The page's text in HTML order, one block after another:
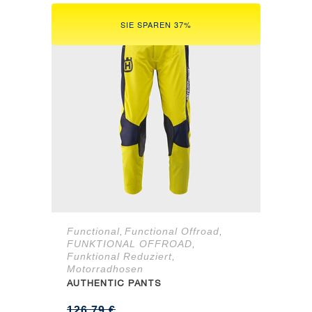
SIE SPAREN 37%
Functional, Functional Offroad,
FUNKTIONAL OFFROAD,
Funktional Reduziert,
Motorradhosen
AUTHENTIC PANTS